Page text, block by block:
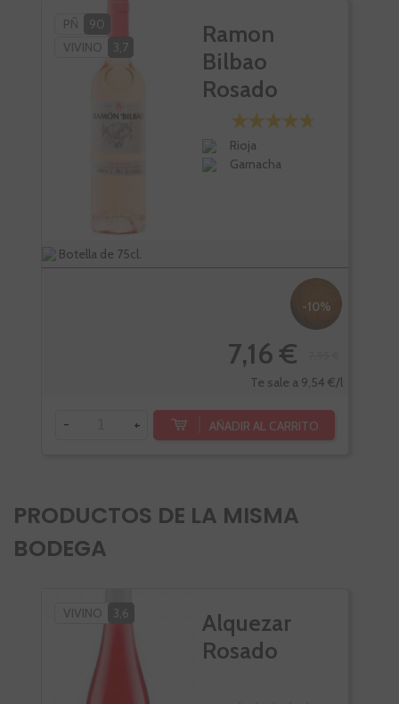
PÑ
90
VIVINO
3,7
Ramon
Bilbao
Rosado
Rioja
Garnacha
Botella de 75cl.
-10%
7,16 €
Te sale a 9,54 €/l
- + AÑADIR AL CARRITO
PRODUCTOS DE LA MISMA
BODEGA
VIVINO 3,6
Alquezar
Rosado